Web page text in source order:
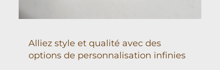
Alliez style et qualité avec des
options de personnalisation infinies